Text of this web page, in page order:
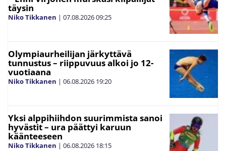
täysin
Niko Tikkanen | 07.08.202609:25
Olympiaurheilijan järkyttävä
tunnustus – riippuvuus alkoi jo 12-
vuotiaana
Niko Tikkanen | 06.08.2026 19:20
Yksi alppihiihdon suurimmista sanoi
hyvästit – ura päättyi karuun
käänteeseen
Niko Tikkanen | 06.08.2026 18:15